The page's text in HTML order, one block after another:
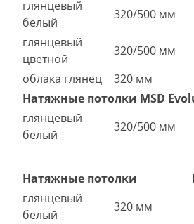
глянцевый
белый
320/500 мм
глянцевый
цветной
320/500 мм
облака глянец
320 мм
Натяжные потолки MSD
глянцевый
белый
320/500 мм
Натяжные потолки
глянцевый
белый
320 мм